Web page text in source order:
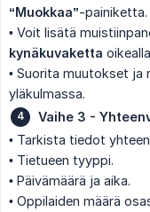
“Muokkaa”-painiketta.
• Voit lisätä
kynäkuvaketta
• Suorita muutokset ja
yläkulmassa.
Vaihe 3 -
• Tarkista tiedot
• Tietueen tyyppi.
• Päivämäärä ja aika.
• Oppilaiden määrä